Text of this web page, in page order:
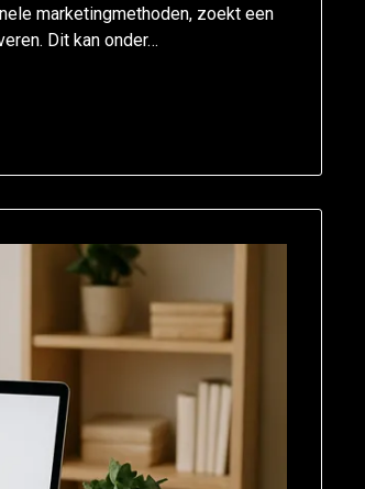
marketingmethoden, zoekt een
Dit kan onder…